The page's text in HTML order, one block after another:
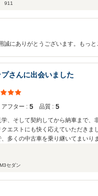
911
にありがとうございます。もっと
さんに出会いました
アフター : 5 品質 : 5
、そして契約してから納車まで、
エストにも快く応えていただきま
多くの中古車を乗り継いてまいり
ていただいたショップを私は知りま
明確にお話しいただき、自社提携工
アフターフォローも万全なところも
がとうございました。 そして、これ
セダン